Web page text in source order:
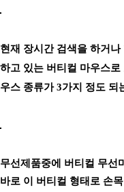
현재 장시간 검색을 하거
하고 있는 버티컬 마우스
우스 종류가 3가지 정도 되
무선제품중에 버티컬 무선
바로 이 버티컬 형태로 손